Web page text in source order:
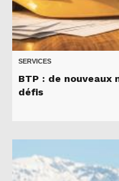
SERVICES
BTP : de nouveaux
défis